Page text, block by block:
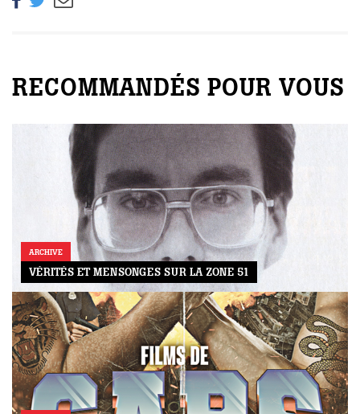
RECOMMANDÉS POUR VOUS
ARCHIVE
VÉRITÉS ET MENSONGES SUR LA ZONE 51